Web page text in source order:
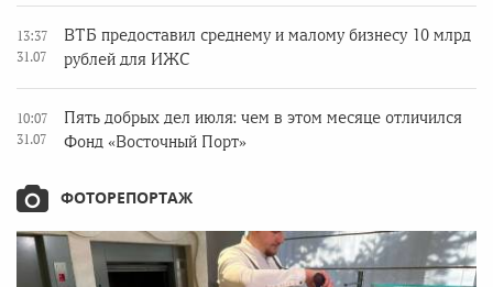
13:37
31.07
ВТБ предоставил среднему и малому бизнесу 10 млрд
рублей для ИЖС
10:07
31.07
Пять добрых дел июля: чем в этом месяце отличился
Фонд «Восточный Порт»
ФОТОРЕПОРТАЖ